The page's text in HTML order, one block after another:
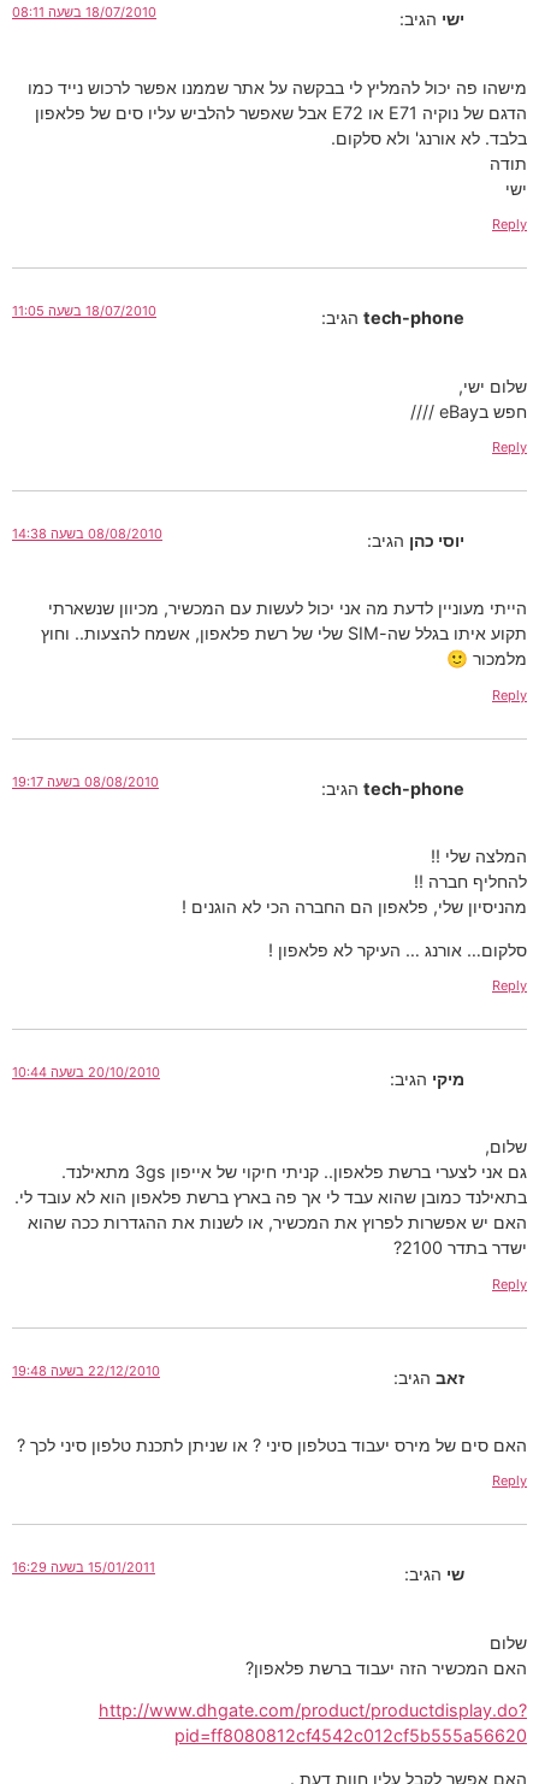
ישי הגיב: 18/07/2010 בשעה 08:11
מישהו פה יכול להמליץ לי בבקשה על אתר שממנו אפשר לרכוש נייד כמו
הדגם של נוקיה E71 או E72 אבל שאפשר להלביש עליו סים של פלאפון
בלבד. לא אורנג' ולא סלקום.
תודה
ישי
Reply
tech-phone הגיב: 18/07/2010 בשעה 11:05
שלום ישי,
חפש בeBay ////
Reply
יוסי כהן הגיב: 08/08/2010 בשעה 14:38
הייתי מעוניין לדעת מה אני יכול לעשות עם המכשיר, מכיוון שנשארתי
תקוע איתו בגלל שה-SIM שלי של רשת פלאפון, אשמח להצעות.. וחוץ
מלמכור 🙂
Reply
tech-phone הגיב: 08/08/2010 בשעה 19:17
המלצה שלי !!
להחליף חברה !!
מהניסיון שלי, פלאפון הם החברה הכי לא הוגנים !
סלקום… אורנג … העיקר לא פלאפון !
Reply
מיקי הגיב: 20/10/2010 בשעה 10:44
שלום,
גם אני לצערי ברשת פלאפון.. קניתי חיקוי של אייפון 3gs מתאילנד.
בתאילנד כמובן שהוא עבד לי אך פה בארץ ברשת פלאפון הוא לא עובד לי.
האם יש אפשרות לפרוץ את המכשיר, או לשנות את ההגדרות ככה שהוא
ישדר בתדר 2100?
Reply
זאב הגיב: 22/12/2010 בשעה 19:48
האם סים של מירס יעבוד בטלפון סיני ? או שניתן לתכנת טלפון סיני לכך ?
Reply
שי הגיב: 15/01/2011 בשעה 16:29
שלום
האם המכשיר הזה יעבוד ברשת פלאפון?
http://www.dhgate.com/product/productdisplay.do?
pid=ff8080812cf4542c012cf5b555a56620
האם אפשר לקבל עליו חוות דעת .